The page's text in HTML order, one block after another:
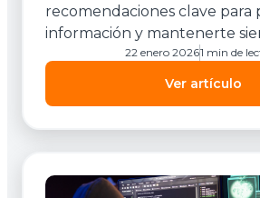
recomendaciones clave
información y mantenerte
Ver artículo
22 enero 20261 min de